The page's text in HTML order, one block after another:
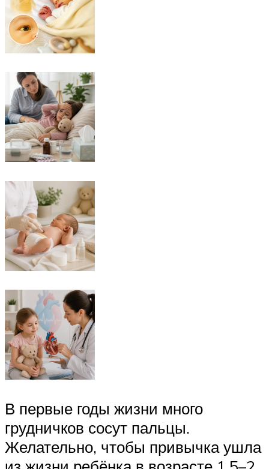
В первые годы жизни много
грудничков сосут пальцы.
Желательно, чтобы привычка ушла